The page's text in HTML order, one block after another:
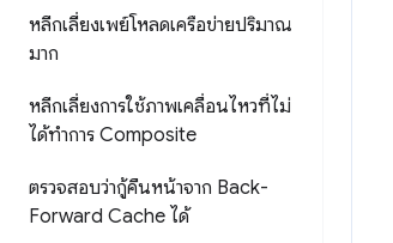
หลีกเลี่ยงเพย์โหลดเครือข่ายปริมาณ
มาก
หลีกเลี่ยงการใช้ภาพเคลื่อนไหวที่ไม่
ได้ทำการ Composite
ตรวจสอบว่ากู้คืนหน้าจาก Back-
Forward Cache ได้